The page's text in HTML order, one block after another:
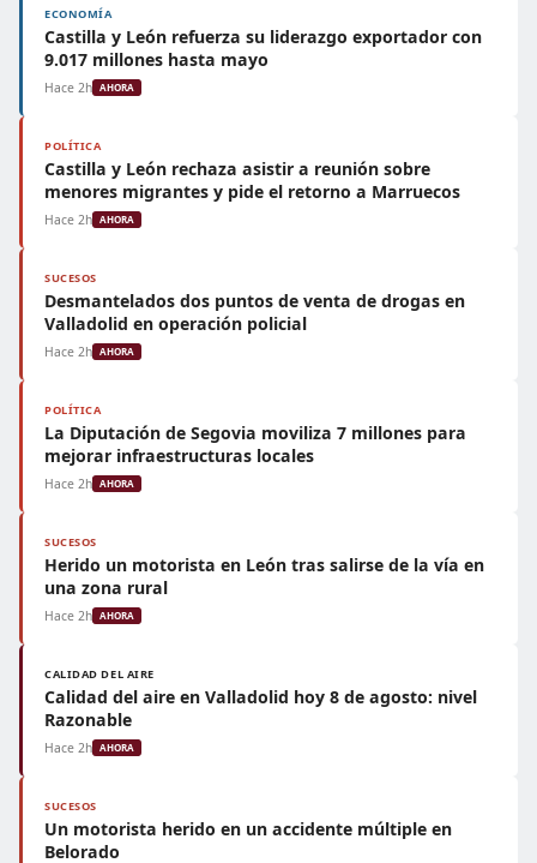
ECONOMÍA
Castilla y León refuerza su liderazgo exportador con
9.017 millones hasta mayo
Hace 2h AHORA
POLÍTICA
Castilla y León rechaza asistir a reunión sobre
menores migrantes y pide el retorno a Marruecos
Hace 2h AHORA
SUCESOS
Desmantelados dos puntos de venta de drogas en
Valladolid en operación policial
Hace 2h AHORA
POLÍTICA
La Diputación de Segovia moviliza 7 millones para
mejorar infraestructuras locales
Hace 2h AHORA
SUCESOS
Herido un motorista en León tras salirse de la vía en
una zona rural
Hace 2h AHORA
CALIDAD DEL AIRE
Calidad del aire en Valladolid hoy 8 de agosto: nivel
Razonable
Hace 2h AHORA
SUCESOS
Un motorista herido en un accidente múltiple en
Belorado